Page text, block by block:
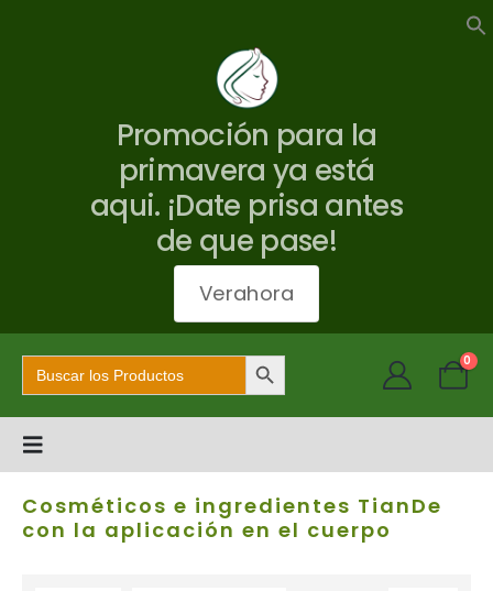
Promoción para la
primavera ya está
aqui. ¡Date prisa antes
de que pase!
Verahora
Buscar: Botón de búsqueda 0
Cosméticos e ingredientes TianDe
con la aplicación en el cuerpo